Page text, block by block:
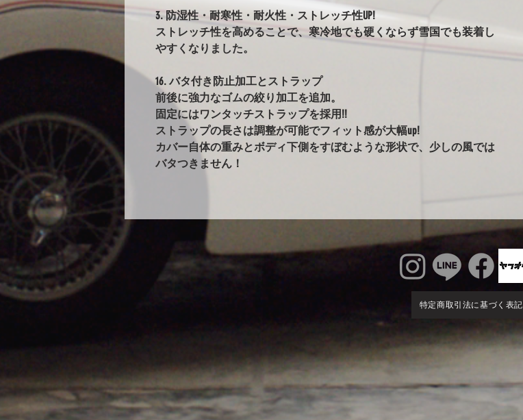
3. 防湿性・耐寒性・耐火性・ストレッチ性UP!
ストレッチ性を高めることで、寒冷地でも硬くならず雪国でも装着し
やすくなりました。
16. バタ付き防止加工とストラップ
前後に強力なゴムの絞り加工を追加。
固定にはワンタッチストラップを採用!!
ストラップの長さは調整が可能でフィット感が大幅up!
カバー自体の重みとボディ下側をすぼむような形状で、少しの風では
バタつきません！
特定商取引法に基づく表記